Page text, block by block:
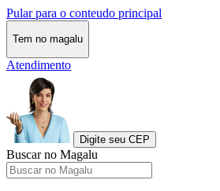
Pular para o conteudo principal
Tem no magalu
Atendimento
Digite seu CEP
Buscar no Magalu